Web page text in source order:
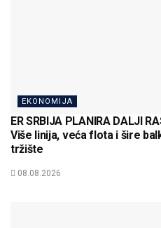
EKONOMIJA
ER SRBIJA PLANIRA DALJI
Više linija, veća flota i šire
tržište
08.08.2026